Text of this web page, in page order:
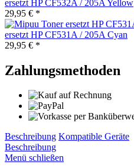
ersetzt HP CF532A / 205A Yellow
29,95 € *
ersetzt HP CF531A / 205A Cyan
29,95 € *
Zahlungsmethoden
Beschreibung Kompatible Geräte
Beschreibung
Menü schließen